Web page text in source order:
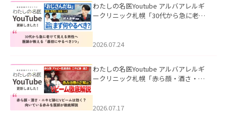
わたしの名医Youtube アルバアレルギ
ークリニック札幌「30代から急に老け
た。
2026.07.24
わたしの名医Youtube アルバアレルギ
ークリニック札幌「赤ら顔・酒さ・ニ
した。
2026.07.17